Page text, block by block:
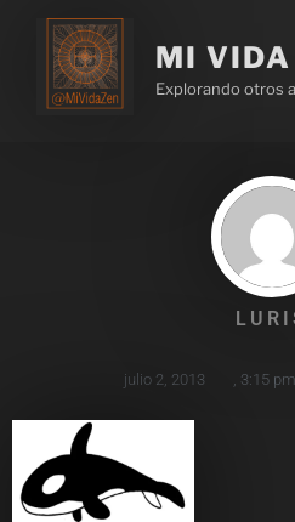
MI VIDA
Explorando otros
julio 2, 2013 3:15 pm